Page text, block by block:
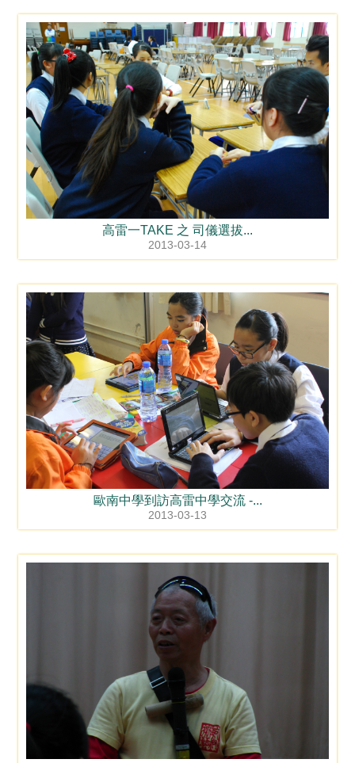
高雷一TAKE 之 司儀選拔...
2013-03-14
歐南中學到訪高雷中學交流 -...
2013-03-13